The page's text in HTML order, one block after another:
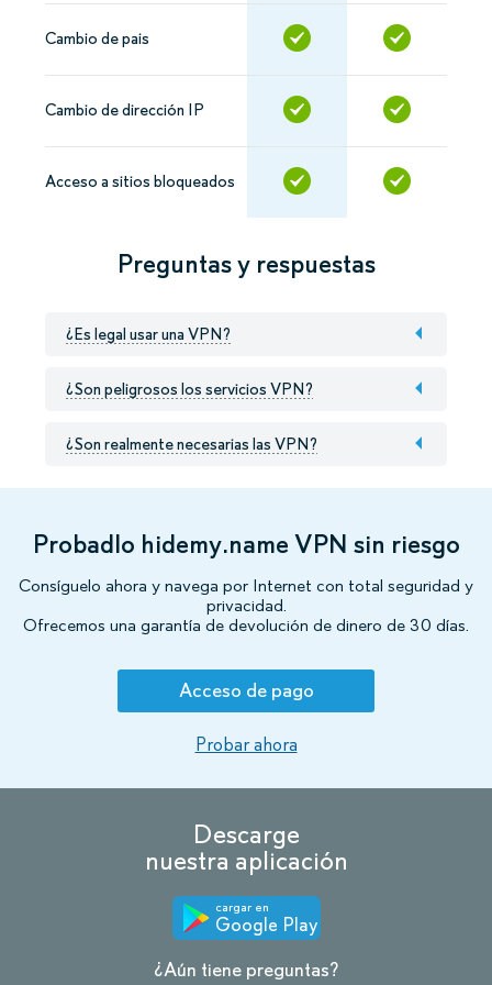
Cambio de pais
Cambio de dirección IP
Acceso a sitios bloqueados
Preguntas y respuestas
¿Es legal usar una VPN?
¿Son peligrosos los servicios VPN?
¿Son realmente necesarias las VPN?
Probadlo hidemy.name VPN sin riesgo
Consíguelo ahora y navega por Internet con total seguridad y
privacidad.
Ofrecemos una garantía de devolución de dinero de 30 días.
Acceso de pago
Probar ahora
Descarge
nuestra aplicación
cargar en
Google Play
¿Aún tiene preguntas?